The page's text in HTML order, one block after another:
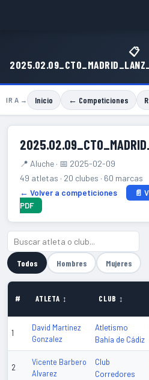
📋
IR A → Inicio ← Competiciones
📍 Aluche · 📅 2025-02-09
49 atletas · 20 clubes · 60 marcas
← Volver a competiciones
📄
PDF
Todos Hombres Mujeres
# ATLETA ↕ CLUB ↕
1
David Martinez
Gonzalez
Atletismo
Bahía de Cádiz
2
Vicente Barbero
Alvarez
Club
Corredores